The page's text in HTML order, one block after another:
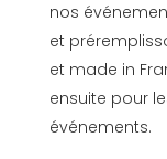
nos
et
et made in
ensuite pour
événements.